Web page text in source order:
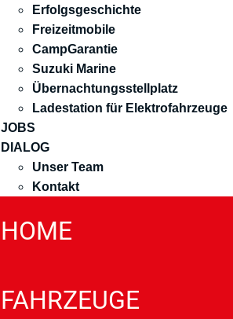
Erfolgsgeschichte
Freizeitmobile
CampGarantie
Suzuki Marine
Übernachtungsstellplatz
Ladestation für Elektrofahrzeuge
JOBS
DIALOG
Unser Team
Kontakt
HOME
FAHRZEUGE